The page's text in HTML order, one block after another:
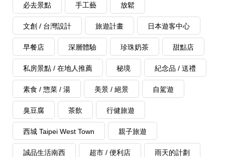
必去景點 手工藝 放鬆
文創 / 台灣設計 旅遊計畫 日本遊客中心
早餐店 深層體驗 珍珠奶茶 甜點店
私房景點 / 在地人推薦 秘境 紀念品 / 送禮
素食 / 惣菜 / 湯 美景 / 絕景 自駕遊
臭豆腐 茶飲 行健旅遊
西城 Taipei West Town 親子旅遊
誠品生活南西 超市 / 便利店 雨天的計劃